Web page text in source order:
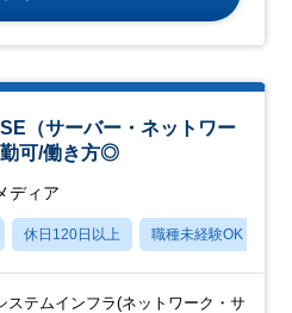
（サーバー・ネットワー
可/働き方◎
ディア
休日120日以上 職種未経験OK
ステムインフラ(ネットワーク・サ